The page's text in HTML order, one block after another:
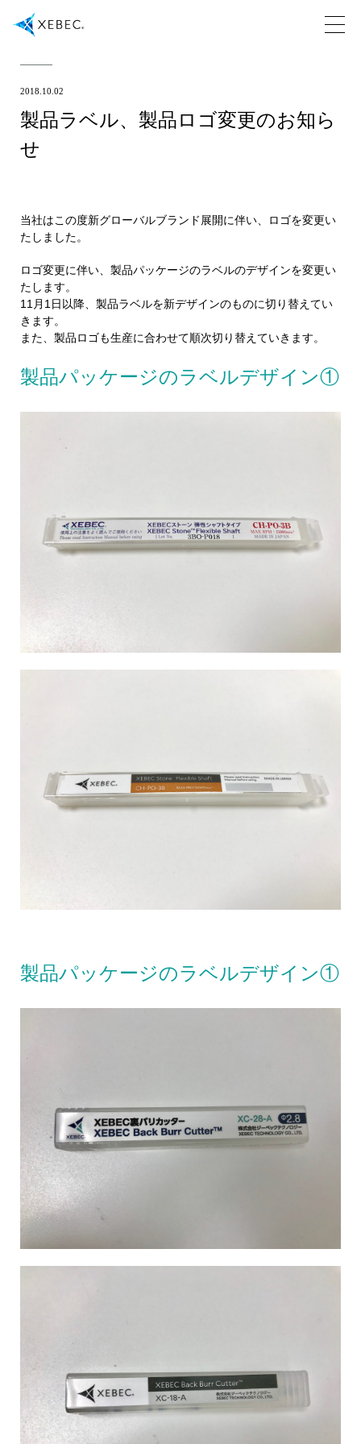
2018.10.02
製品ラベル、製品ロゴ変更のお知ら
せ
当社はこの度新グローバルブランド展開に伴い、ロゴを変更い
たしました。
ロゴ変更に伴い、製品パッケージのラベルのデザインを変更い
たします。
11月1日以降、製品ラベルを新デザインのものに切り替えてい
きます。
また、製品ロゴも生産に合わせて順次切り替えていきます。
製品パッケージのラベルデザイン①
製品パッケージのラベルデザイン①